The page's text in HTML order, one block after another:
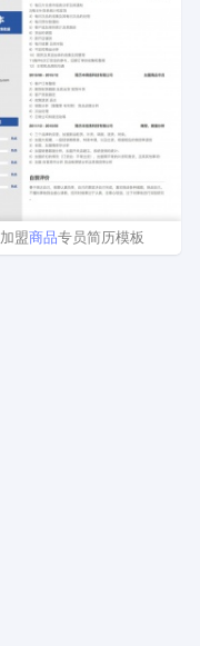
加盟商品专员简历模板